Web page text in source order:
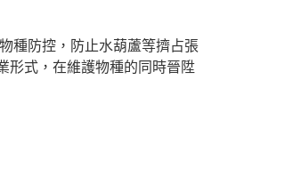
種防控，防止水葫蘆等擠占張
形式，在維護物種的同時晉陞